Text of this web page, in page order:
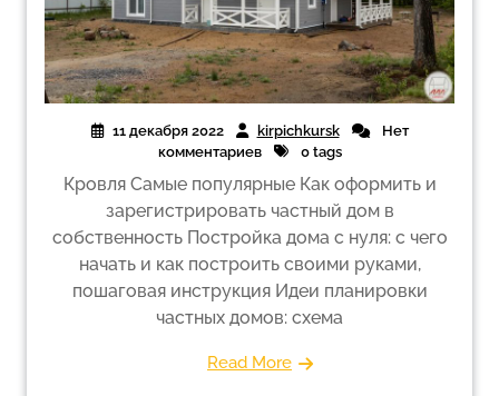
11 декабря 2022 kirpichkursk
Нет
комментариев
0 tags
Кровля Самые популярные Как оформить и
зарегистрировать частный дом в
собственность Постройка дома с нуля: с чего
начать и как построить своими руками,
пошаговая инструкция Идеи планировки
частных домов: схема
Read More